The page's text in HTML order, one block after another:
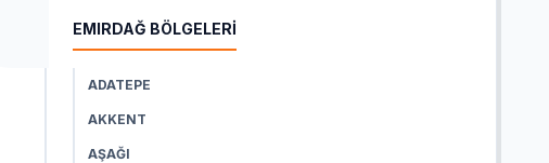
EMIRDAĞ BÖLGELERİ
ADATEPE
AKKENT
AŞAĞI